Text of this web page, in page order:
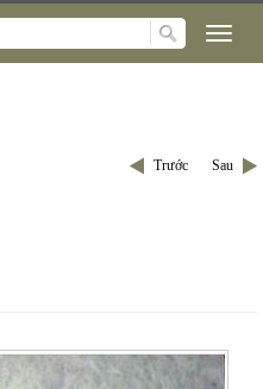
Trước Sau